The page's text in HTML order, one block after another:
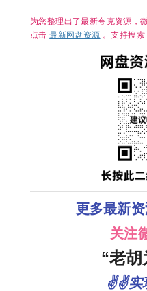
为您整理出了最新夸克资源，
点击最新网盘资源 。支持搜
更多最新
关注
“老胡
✌✌实